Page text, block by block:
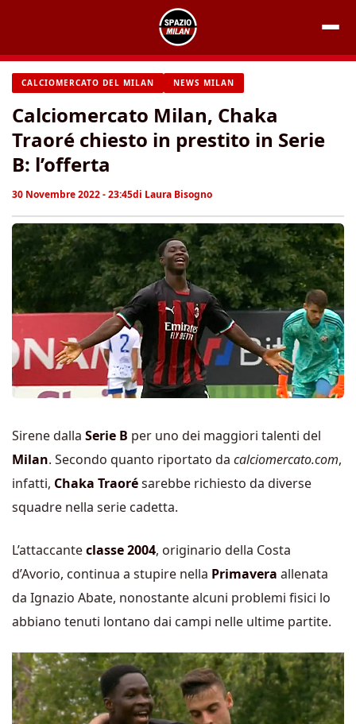
contenuto
CALCIOMERCATO DEL MILAN NEWS MILAN
Calciomercato Milan, Chaka
Traoré chiesto in prestito in Serie
B: l’offerta
30 Novembre 2022 - 23:45di Laura Bisogno
Sirene dalla Serie B per uno dei maggiori talenti del
Milan. Secondo quanto riportato da calciomercato.com,
infatti, Chaka Traorésarebbe richiesto da diverse
squadre nella serie cadetta.
L’attaccanteclasse 2004, originario della Costa
d’Avorio, continua a stupire nella Primavera allenata
da Ignazio Abate, nonostante alcuni problemi fisici lo
abbiano tenuti lontano dai campi nelle ultime partite.